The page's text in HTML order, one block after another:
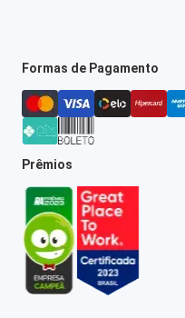
Formas de Pagamento
Prêmios